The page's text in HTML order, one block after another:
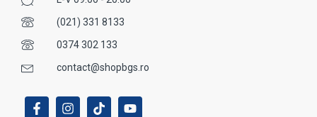
(021) 331 8133
0374 302 133
contact@shopbgs.ro